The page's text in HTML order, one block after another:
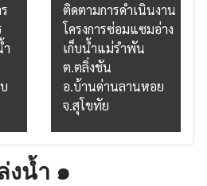
ติดตามการดำเนินงาน
โครงการซ่อมแซมอ่าง
เก็บน้ำแม่รำพัน
ต.ตลิ่งชัน
อ.บ้านด่านลานหอย
จ.สุโขทัย
น้ำ ๑